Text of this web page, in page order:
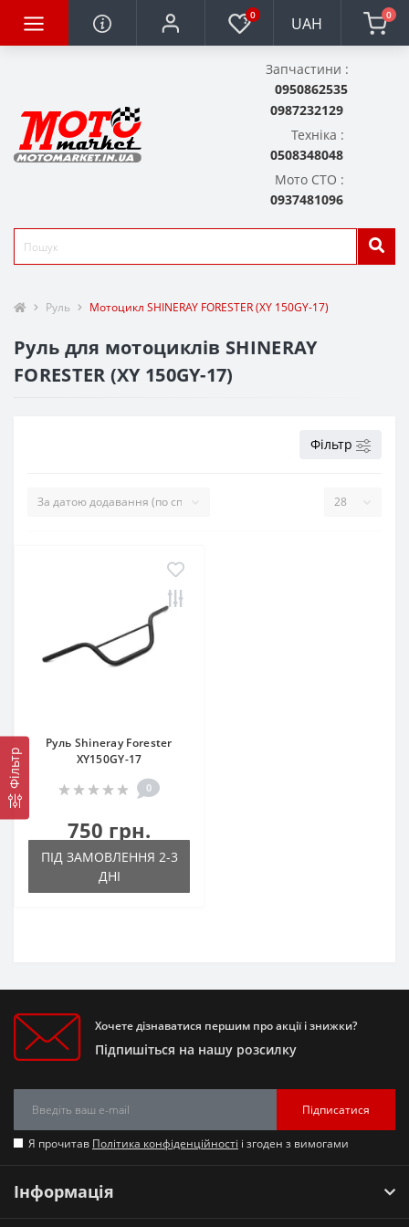
0 UAH 0
Запчастини :
0950862535
0987232129
Техніка :
0508348048
Мото СТО :
0937481096
Руль Мотоцикл SHINERAY FORESTER (XY 150GY-17)
Руль для мотоциклів SHINERAY
FORESTER (XY 150GY-17)
Фільтр
Фільтр
Руль Shineray Forester
XY150GY-17
0
750 грн.
ПІД ЗАМОВЛЕННЯ 2-3
ДНІ
Хочете дізнаватися першим про акції і знижки?
Підпишіться на нашу розсилку
Підписатися
Я прочитав Політика конфіденційності і згоден з вимогами
Інформація